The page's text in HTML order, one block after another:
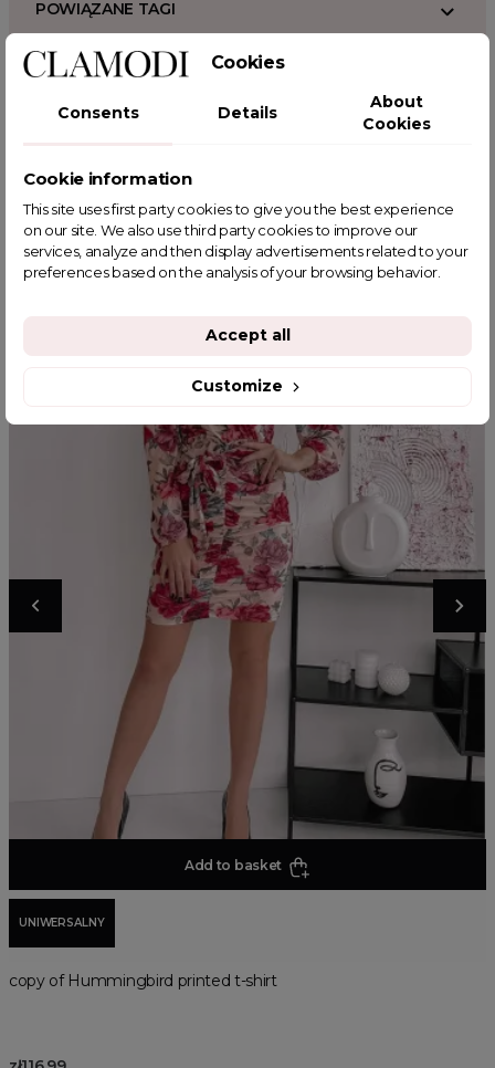
POWIĄZANE TAGI
Add to basket
UNIWERSALNY
copy of Hummingbird printed t-shirt
BESTSELLER
Cookies
Consents Details
About
Cookies
Cookie information
This site uses first party cookies to give you the best experience
on our site. We also use third party cookies to improve our
services, analyze and then display advertisements related to your
preferences based on the analysis of your browsing behavior.
Customize
Accept all